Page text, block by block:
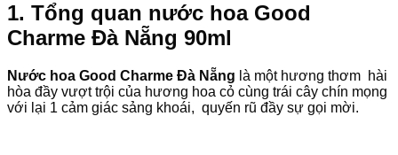
1. Tổng quan nước hoa Good
Charme Đà Nẵng 90ml
Nước hoa Good Charme Đà Nẵng là một hương thơm hài
hòa đầy vượt trội của hương hoa cỏ cùng trái cây chín mọng
với lại 1 cảm giác sảng khoái, quyến rũ đầy sự gọi mời.